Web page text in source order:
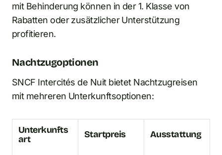
mit Behinderung können in der 1. Klasse von
Rabatten oder zusätzlicher Unterstützung
profitieren.
Nachtzugoptionen
SNCF Intercités de Nuit bietet Nachtzugreisen
mit mehreren Unterkunftsoptionen:
Unterkunfts
art
Startpreis Ausstattung